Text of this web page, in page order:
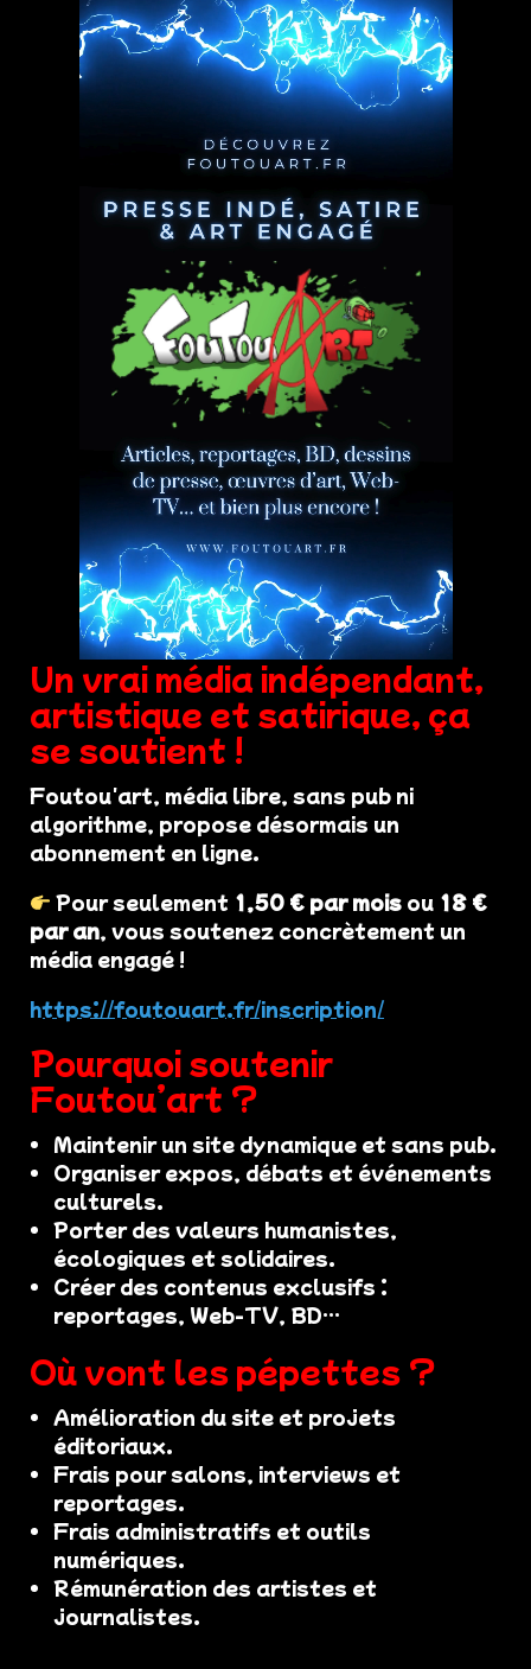
Un vrai média indépendant,
artistique et satirique, ça
se soutient !
Foutou'art, média libre, sans pub ni
algorithme, propose désormais un
abonnement en ligne.
Pour seulement 1,50 € par mois ou 18 €
par an, vous soutenez concrètement un
média engagé !
https://foutouart.fr/inscription/
Pourquoi soutenir
Foutou’art ?
Maintenir un site dynamique et sans pub.
Organiser expos, débats et événements
culturels.
Porter des valeurs humanistes,
écologiques et solidaires.
Créer des contenus exclusifs :
reportages, Web-TV, BD…
Où vont les pépettes ?
Amélioration du site et projets
éditoriaux.
Frais pour salons, interviews et
reportages.
Frais administratifs et outils
numériques.
Rémunération des artistes et
journalistes.